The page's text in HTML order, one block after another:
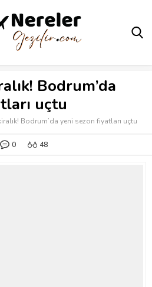
Bodrum’da
uçtu
Bodrum’da yeni sezon fiyatları uçtu
0 48